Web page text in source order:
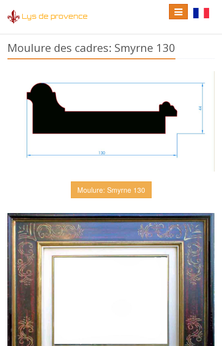
Lys de provence
language
Toggle
navigation
Moulure des cadres: Smyrne 130
Moulure: Smyrne 130